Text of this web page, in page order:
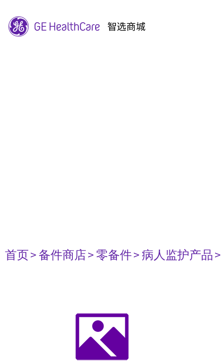
首页> 备件商店> 零备件> 病人监护产品